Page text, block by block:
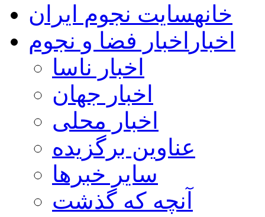
خانهسایت نجوم ایران
اخبار اخبار فضا و نجوم
اخبار ناسا
اخبار جهان
اخبار محلی
عناوین برگزیده
سایر خبرها
آنچه که گذشت